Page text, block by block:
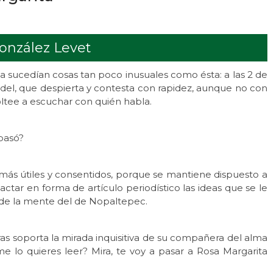
Levet
sucedían cosas tan poco inusuales como ésta: a las 2 de
que despierta y contesta con rapidez, aunque no con
a escuchar con quién habla.
útiles y consentidos, porque se mantiene dispuesto a
en forma de artículo periodístico las ideas que se le
la mente del de Nopaltepec.
soporta la mirada inquisitiva de su compañera del alma
lo quieres leer? Mira, te voy a pasar a Rosa Margarita